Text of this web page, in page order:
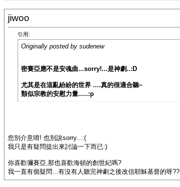
jiwoo
引用:
Originally posted by sudenew
密賽亞應不是安魂曲...sorry!...是神劇..:D
尤其是在這亂紛紛的世界 ....真的很適合聽~
類似宗教的安慰力量.....:p
您別介意唷! 也別說sorry...:(
我只是有疑問提出來討論一下而已:)
你喜歡彌賽亞,那也喜歡海頓的創世紀嗎?
我一直有個疑問...有沒有人聽完神劇之後改信耶穌基督的呀??